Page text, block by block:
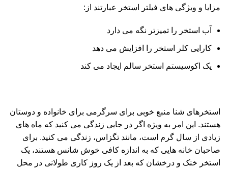
مزایا و ویژگی های فیلتر استخر عبارتند از:
آب استخر را تمیزتر نگه می دارد
کارایی کلر استخر را افزایش می دهد
یک اکوسیستم استخر سالم ایجاد می کند
استخرهای شنا منبع خوبی برای سرگرمی برای خانواده و دوستان
هستند. این امر به ویژه اگر در جایی زندگی می کنید که ماه های
زیادی از سال گرم است، مانند تگزاس، زندگی می کنید. برای
صاحبان خانه هایی که به اندازه کافی خوش شانس هستند، یک
استخر خنک و درخشان که بعد از یک روز کاری طولانی در محل